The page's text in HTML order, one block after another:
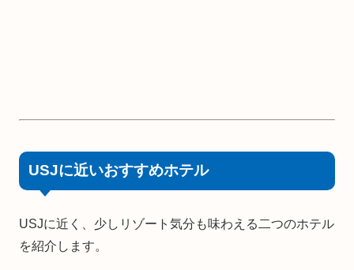
USJに近いおすすめホテル
USJに近く、少しリゾート気分も味わえる二つのホテル
を紹介します。